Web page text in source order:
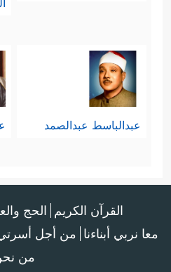
عبدالباسط عبدالصمد
القرآن الكريم الحج
معا نربي أبناءنا من أجل
من